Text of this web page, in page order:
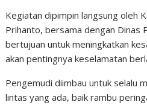
Kegiatan dipimpin langsung oleh
Prihanto, bersama dengan Dinas
bertujuan untuk meningkatkan
akan pentingnya keselamatan
Pengemudi diimbau untuk selalu
lintas yang ada, baik rambu